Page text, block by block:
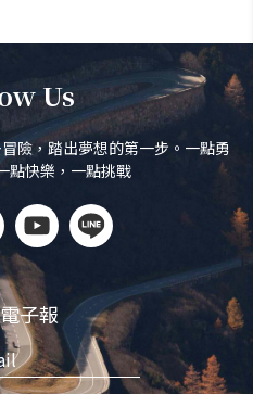
Us
險，踏出夢想的第一步。一點勇
點快樂，一點挑戰
子報